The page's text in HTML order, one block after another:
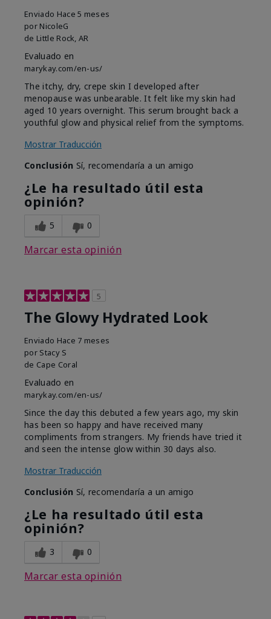
Enviado Hace 5 meses
por NicoleG
de Little Rock, AR
Evaluado en
marykay.com/en-us/
The itchy, dry, crepe skin I developed after
menopause was unbearable. It felt like my skin had
aged 10 years overnight. This serum brought back a
youthful glow and physical relief from the symptoms.
Mostrar Traducción
Conclusión Sí, recomendaría a un amigo
¿Le ha resultado útil esta
opinión?
5 0
Marcar esta opinión
5
The Glowy Hydrated Look
Enviado Hace 7 meses
por Stacy S
de Cape Coral
Evaluado en
marykay.com/en-us/
Since the day this debuted a few years ago, my skin
has been so happy and have received many
compliments from strangers. My friends have tried it
and seen the intense glow within 30 days also.
Mostrar Traducción
Conclusión Sí, recomendaría a un amigo
¿Le ha resultado útil esta
opinión?
3 0
Marcar esta opinión